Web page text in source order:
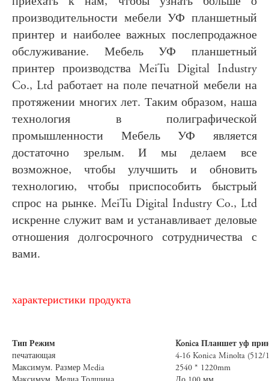
производительности мебели УФ планшетный
принтер и наиболее важных послепродажное
обслуживание. Мебель УФ планшетный
принтер производства MeiTu Digital Industry
Co., Ltd работает на поле печатной мебели на
протяжении многих лет. Таким образом, наша
технология в полиграфической
промышленности Мебель УФ является
достаточно зрелым. И мы делаем все
возможное, чтобы улучшить и обновить
технологию, чтобы приспособить быстрый
спрос на рынке. MeiTu Digital Industry Co., Ltd
искренне служит вам и устанавливает деловые
отношения долгосрочного сотрудничества с
вами.
характеристики продукта
Тип Режим
Konica Планшет уф
печатающая
4-16 Konica Minolta (512/
Максимум. Размер Media
2540 * 1220mm